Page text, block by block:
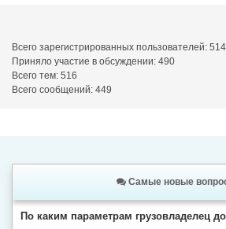
Всего зарегистрированных пользователей:
Приняло участие в обсуждении: 490
Всего тем: 516
Всего сообщений: 449
Самые новые
По каким параметрам грузовладелец